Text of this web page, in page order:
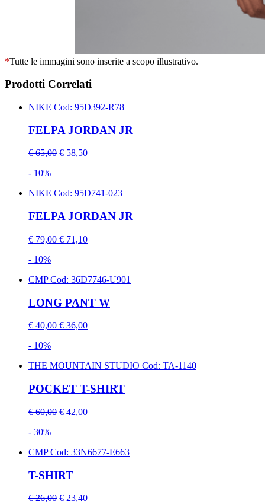
*Tutte le immagini sono inserite a scopo illustrativo.
Prodotti Correlati
NIKE Cod: 95D392-R78
FELPA JORDAN JR
€ 65,00 € 58,50
- 10%
NIKE Cod: 95D741-023
FELPA JORDAN JR
€ 79,00 € 71,10
- 10%
CMPCod: 36D7746-U901
LONG PANT W
€ 40,00 € 36,00
- 10%
THE MOUNTAIN STUDIO Cod: TA-1140
POCKET T-SHIRT
€ 60,00 € 42,00
- 30%
CMPCod: 33N6677-E663
T-SHIRT
€ 26,00 € 23,40